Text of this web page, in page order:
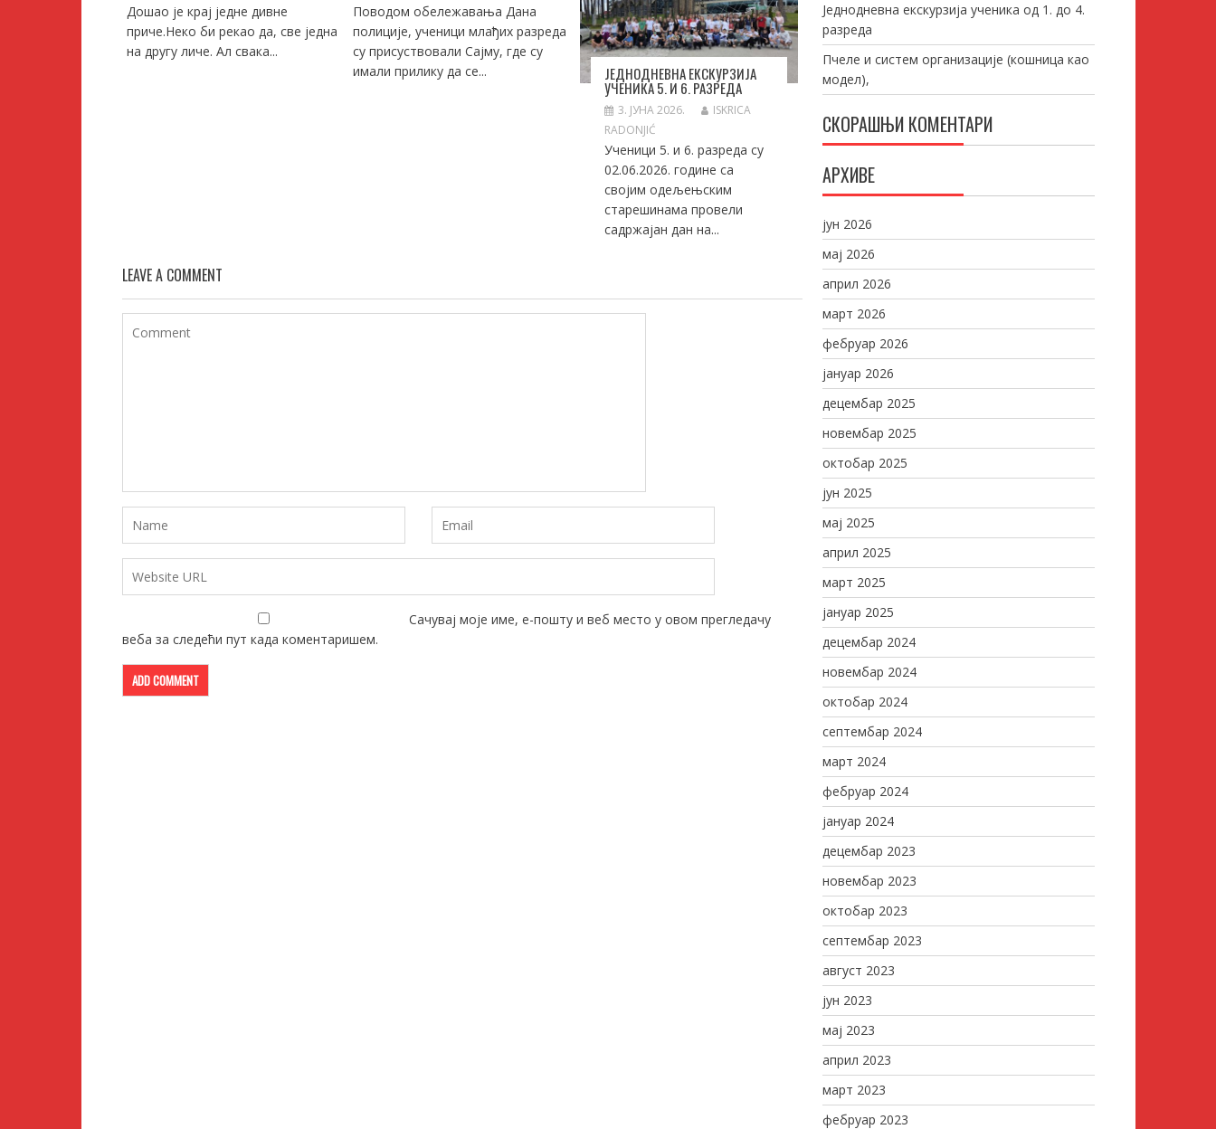
Дошао је крај једне дивне
приче.Неко би рекао да, све једна
на другу личе. Ал свака...
Поводом обележавања Дана
полиције, ученици млађих разреда
су присуствовали Сајму, где су
имали прилику да се...
ЈЕДНОДНЕВНА ЕКСКУРЗИЈА
УЧЕНИКА 5. И 6. РАЗРЕДА
3. ЈУНА 2026.
ISKRICA
RADONJIĆ
Ученици 5. и 6. разреда су
02.06.2026. године са
својим одељењским
старешинама провели
садржајан дан на...
LEAVE A COMMENT
Сачувај моје име, е-пошту и веб место у овом прегледачу
веба за следећи пут када коментаришем.
Једнодневна екскурзија ученика од 1. до 4.
разреда
Пчеле и систем организације (кошница као
модел),
СКОРАШЊИ КОМЕНТАРИ
АРХИВЕ
јун 2026
мај 2026
април 2026
март 2026
фебруар 2026
јануар 2026
децембар 2025
новембар 2025
октобар 2025
јун 2025
мај 2025
април 2025
март 2025
јануар 2025
децембар 2024
новембар 2024
октобар 2024
септембар 2024
март 2024
фебруар 2024
јануар 2024
децембар 2023
новембар 2023
октобар 2023
септембар 2023
август 2023
јун 2023
мај 2023
април 2023
март 2023
фебруар 2023